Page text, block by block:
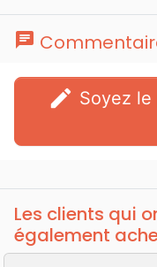
chat
edit
Les clients qui
également